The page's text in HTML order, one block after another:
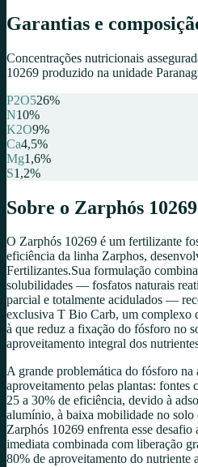
Garantias e
Concentrações nutricionais
10269 produzido na unidade
P2O526%
N10%
K2O9%
Ca4,5%
Mg1,6%
S1,2%
Sobre o Zarphós 10269
O Zarphós 10269 é um fertilizante
eficiência da linha Zarphos,
Fertilizantes.Sua formulação
solubilidades — fosfatos naturais
parcial e totalmente acidulados —
exclusiva T Bio Carb, um complexo
à que reduz a fixação do fósforo no
aproveitamento integral dos
A grande problemática do fósforo
aproveitamento pelas plantas: fontes
25 a 30% de eficiência, devido à
alumínio, à baixa mobilidade no solo
Zarphós 10269 enfrenta esse
imediata combinada com liberação
80% de aproveitamento do nutriente